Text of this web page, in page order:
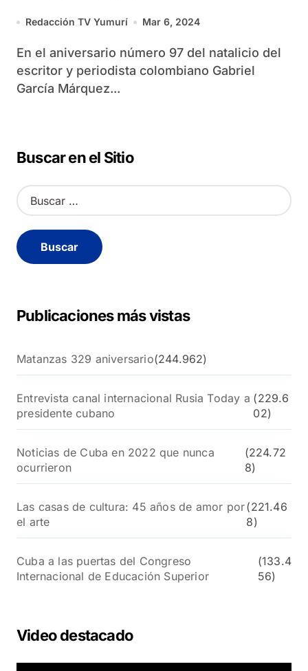
Redacción TV Yumurí Mar 6, 2024
En el aniversario número 97 del natalicio del
escritor y periodista colombiano Gabriel
García Márquez...
Buscar en el Sitio
B
u
c
a
Publicaciones más vistas
Matanzas 329 aniversario(244.962)
Entrevista canal internacional Rusia Today a
presidente cubano
(229.6
02)
Noticias de Cuba en 2022 que nunca
ocurrieron
(224.72
8)
Las casas de cultura: 45 años de amor por
el arte
(221.46
8)
Cuba a las puertas del Congreso
Internacional de Educación Superior
(133.4
56)
Video destacado